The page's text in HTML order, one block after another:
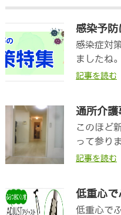
感染予防
感染症対
ましたね
記事を読む
通所介護
このほど
って参り
記事を読む
低重心
低重心で